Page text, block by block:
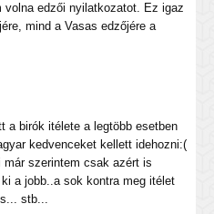
edzői nyilatkozatot. Ez igaz
mind a Vasas edzőjére a
a birók itélete a legtöbb esetben
kedvenceket kellett idehozni:(
már szerintem csak azért is
a jobb..a sok kontra meg itélet
stb...